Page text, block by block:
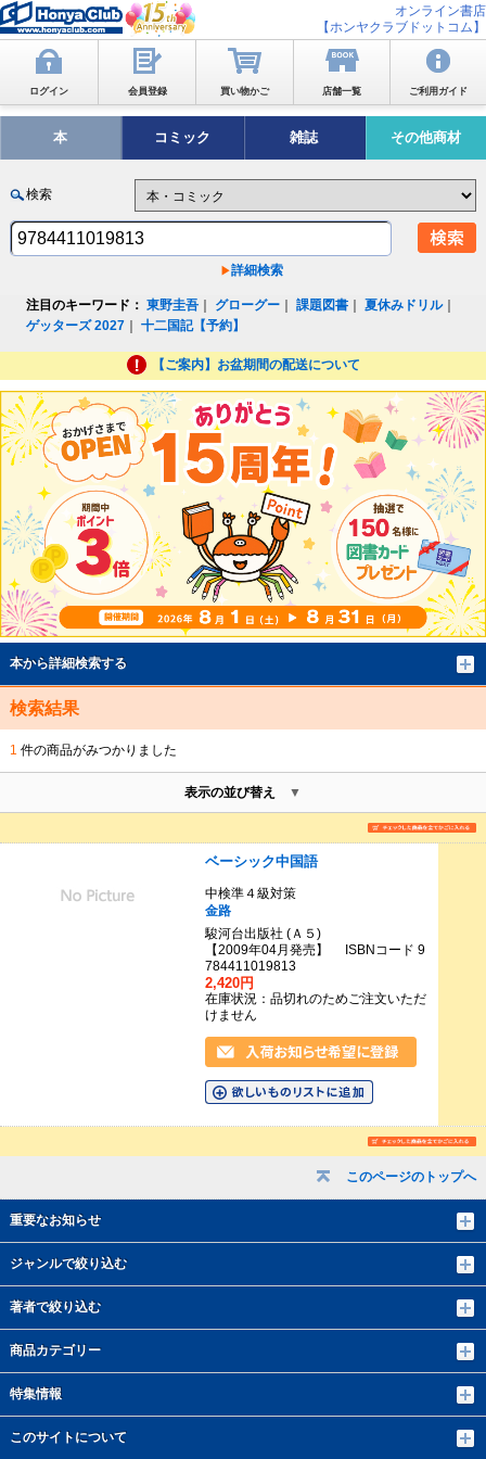
オンライン書店
【ホンヤクラブドットコム】
ログイン 会員登録 買い物かご 店舗一覧 ご利用ガイド
本 コミック 雑誌 その他商材
検索
詳細検索
注目のキーワード： 東野圭吾 グローグー ｜課題図書 ｜夏休みドリル｜
ゲッターズ 2027 ｜十二国記【予約】
【ご案内】お盆期間の配送について
このページのトップへ
重要なお知らせ
ジャンルで絞り込む
著者で絞り込む
商品カテゴリー
特集情報
このサイトについて
本から詳細検索する
検索結果
1 件の商品がみつかりました
表示の並び替え
ベーシック中国語
中検準４級対策
金路
駿河台出版社 (Ａ５)
【2009年04月発売】 ISBNコード 9
784411019813
2,420円
在庫状況：品切れのためご注文いただ
けません